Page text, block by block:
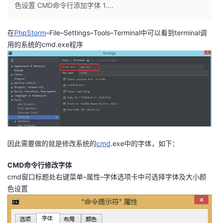
主
页
的
开
发
者
博
客
的
论
我
的
我
色设置 CMD命令行添加字体 1....
在PhpStorm–File–Settings–Tools–Terminal中可以看到terminal调
用的系统的cmd.exe程序
因此需要做的就是修改系统的cmd.exe中的字体，如下：
CMD命令行修改字体
cmd窗口标题处右键菜单–属性–字体选项卡中可选择字体及大小颜
色设置